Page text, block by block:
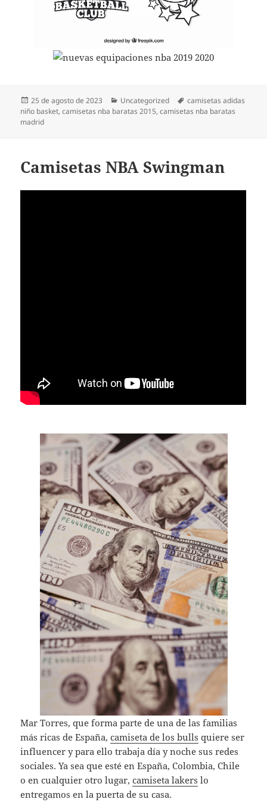
Publicado
el
25 de agosto de 2023 Categorías
Uncategorized Etiquetas
camisetas adidas
niño basket,camisetas nba baratas 2015,camisetas nba baratas
madrid
Camisetas NBA Swingman
Mar Torres, que forma parte de una de las familias
más ricas de España,camiseta de los bulls quiere ser
influencer y para ello trabaja día y noche sus redes
sociales. Ya sea que esté en España, Colombia, Chile
o en cualquier otro lugar,camiseta lakers lo
entregamos en la puerta de su casa.